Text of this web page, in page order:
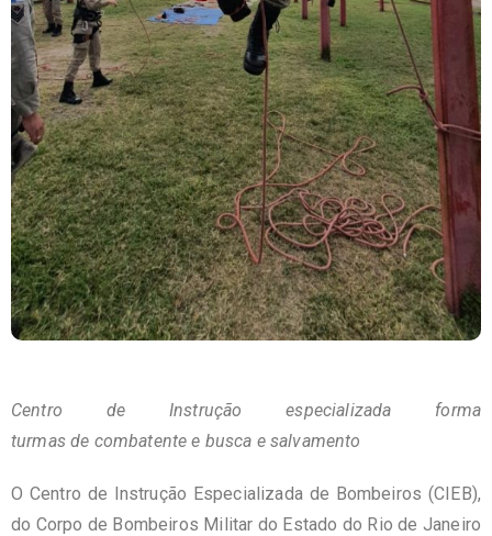
Centro de Instrução especializada forma
turmas de combatente e busca e salvamento
O Centro de Instrução Especializada de Bombeiros (CIEB),
do Corpo de Bombeiros Militar do Estado do Rio de Janeiro